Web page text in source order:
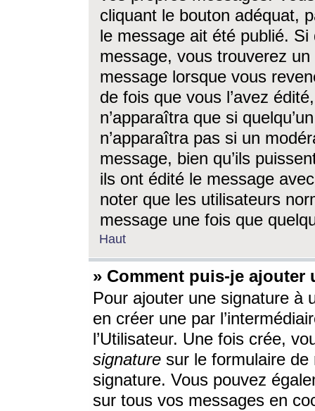
cliquant le bouton adéquat,
le message ait été publié. Si
message, vous trouverez
message lorsque vous
de fois que vous l’avez
n’apparaîtra que si
n’apparaîtra pas si un
message, bien qu’ils
ils ont édité le message
noter que les utilisateurs
message une fois que
Haut
» Comment puis-je ajouter
Pour ajouter une signature à
en créer une par
l’Utilisateur. Une fois crée,
signature sur le formulaire de
signature. Vous pouvez
sur tous vos messages en